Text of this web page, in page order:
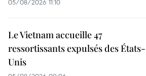
05/08/2026 11:10
Le Vietnam accueille 47
ressortissants expulsés des États-
Unis